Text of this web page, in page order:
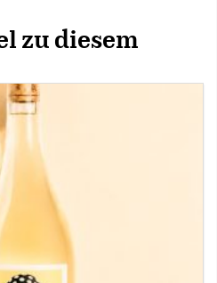
zu diesem